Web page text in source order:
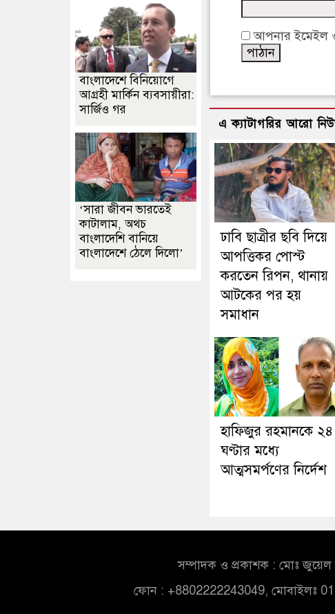
আপনার ইমেইল
এ ক্যাটাগরির আরো
ঢাবি ছাত্রীর ছবি দিয়ে
আপত্তিকর পোস্ট
করতেন রিপন, থানায়
আটকের পর হয়
সমাধান
হাফিজুর রহমানকে ২৪
ঘণ্টার মধ্যে
আত্মসমর্পণের নির্দেশ
বাংলাদেশে বিনিয়োগে
আগ্রহী মার্কিন ব্যবসায়ীরা:
সার্জিও গর
‘সারা জীবন ভারতেই
কাটালাম, অথচ
বাংলাদেশি বানিয়ে
বাংলাদেশে ঠেলে দিলো’
সম্পাদক ও প্রকাশক : মোঃ জুয়েল
ফোন : +8802222243049, মোবাইলঃ